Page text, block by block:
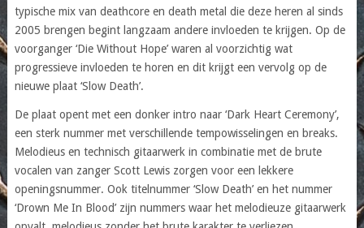
typische mix van deathcore en death metal die deze heren al sinds
2005 brengen begint langzaam andere invloeden te krijgen. Op de
voorganger ‘Die Without Hope’ waren al voorzichtig wat
progressieve invloeden te horen en dit krijgt een vervolg op de
nieuwe plaat ‘Slow Death’.
De plaat opent met een donker intro naar ‘Dark Heart Ceremony’,
een sterk nummer met verschillende tempowisselingen en breaks.
Melodieus en technisch gitaarwerk in combinatie met de brute
vocalen van zanger Scott Lewis zorgen voor een lekkere
openingsnummer. Ook titelnummer ‘Slow Death’ en het nummer
‘Drown Me In Blood’ zijn nummers waar het melodieuze gitaarwerk